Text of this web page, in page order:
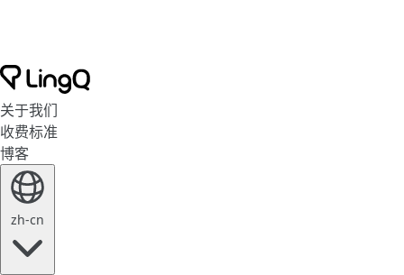
关于我们
收费标准
博客
zh-cn